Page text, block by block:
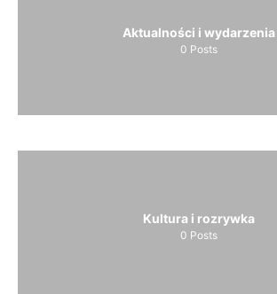
Aktualności i wydarzenia
0 Posts
Kultura i rozrywka
0 Posts